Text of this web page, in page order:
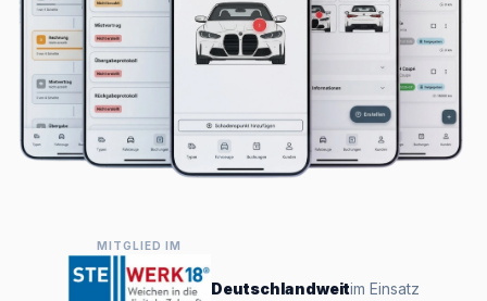
MITGLIED IM
Deutschlandweitim Einsatz